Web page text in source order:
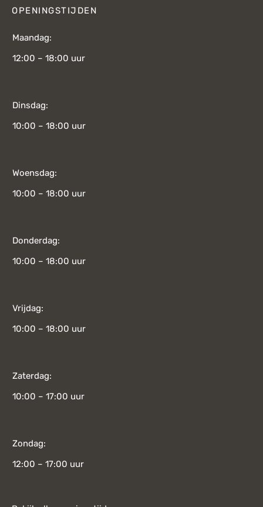
OPENINGSTIJDEN
Maandag:
12:00 – 18:00 uur
Dinsdag:
10:00 – 18:00 uur
Woensdag:
10:00 – 18:00 uur
Donderdag:
10:00 – 18:00 uur
Vrijdag:
10:00 – 18:00 uur
Zaterdag:
10:00 – 17:00 uur
Zondag:
12:00 – 17:00 uur